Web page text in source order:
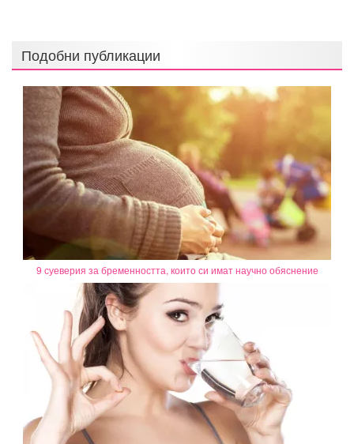
Подобни публикации
9 суеверия за бременността, които си имат научно обяснение